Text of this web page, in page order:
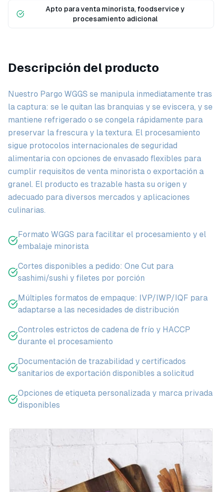
Apto para venta minorista, foodservice y
procesamiento adicional
Descripción del producto
Nuestro Pargo WGGS se manipula inmediatamente tras
la captura: se le quitan las branquias y se eviscera, y se
mantiene refrigerado o se congela rápidamente para
preservar la frescura y la textura. El procesamiento
sigue protocolos internacionales de seguridad
alimentaria con opciones de envasado flexibles para
cumplir requisitos de venta minorista o exportación a
granel. El producto es trazable hasta su origen y
adecuado para diversos mercados y aplicaciones
culinarias.
Formato WGGS para facilitar el procesamiento y el
embalaje minorista
Cortes disponibles a pedido: One Cut para
sashimi/sushi y filetes por porción
Múltiples formatos de empaque: IVP/IWP/IQF para
adaptarse a las necesidades de distribución
Controles estrictos de cadena de frío y HACCP
durante el procesamiento
Documentación de trazabilidad y certificados
sanitarios de exportación disponibles a solicitud
Opciones de etiqueta personalizada y marca privada
disponibles